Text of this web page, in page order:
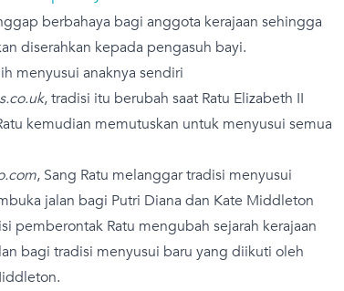
berbahaya bagi anggota kerajaan sehingga
diserahkan kepada pengasuh bayi.
menyusui anaknya sendiri
, tradisi itu berubah saat Ratu Elizabeth II
kemudian memutuskan untuk menyusui semua
, Sang Ratu melanggar tradisi menyusui
jalan bagi Putri Diana dan Kate Middleton
pemberontak Ratu mengubah sejarah kerajaan
bagi tradisi menyusui baru yang diikuti oleh